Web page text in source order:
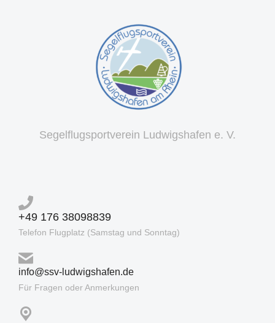
Segelflugsportverein Ludwigshafen e. V.
+49 176 38098839
Telefon Flugplatz (Samstag und Sonntag)
info@ssv-ludwigshafen.de
Für Fragen oder Anmerkungen